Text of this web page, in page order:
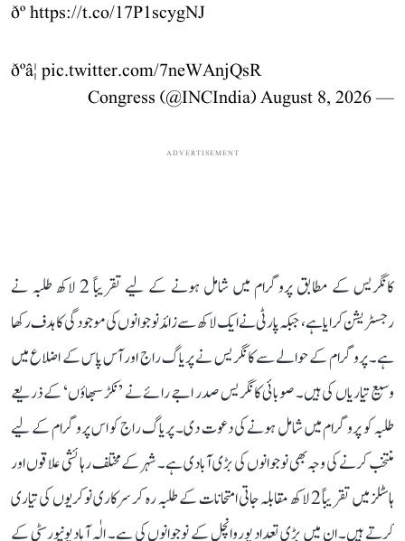
ðºhttps://t.co/17P1scygNJ
ðºâ¦ pic.twitter.com/7neWAnjQsR
— Congress (@INCIndia)
August 8, 2026
ADVERTISEMENT
کانگریس کے مطابق پروگرام میں شامل ہونے کے لیے تقریباً 2 لاکھ طلبہ نے
رجسٹریشن کرایا ہے، جبکہ پارٹی نے ایک لاکھ سے زائد نوجوانوں کی موجودگی کا ہدف رکھا
ہے۔ پروگرام کے حوالے سے کانگریس نے پریاگ راج اور آس پاس کے اضلاع میں
وسیع تیاریاں کی ہیں۔ صوبائی کانگریس صدر اجے رائے نے ’نکڑ سبھاؤں‘ کے ذریعے
طلبہ کو پروگرام میں شامل ہونے کی دعوت دی۔ پریاگ راج کو اس پروگرام کے لیے
منتخب کرنے کی وجہ بھی نوجوانوں کی بڑی آبادی ہے۔ شہر کے مختلف رہائشی علاقوں اور
ہاسٹلز میں تقریباً 2 لاکھ مقابلہ جاتی امتحانات کے طلبہ رہ کر سرکاری نوکریوں کی تیاری
کرتے ہیں۔ ان میں بڑی تعداد پوروانچل کے نوجوانوں کی ہے۔ الٰہ آباد یونیورسٹی کے